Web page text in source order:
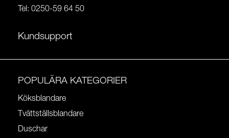
Tel: 0250-59 64 50
Kundsupport
POPULÄRA KATEGORIER
Köksblandare
Tvättställsblandare
Duschar